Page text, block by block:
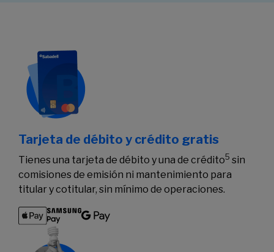
Tarjeta de débito y crédito gratis
Tienes una tarjeta de débito y una de crédito5 sin
comisiones de emisión ni mantenimiento para
titular y cotitular, sin mínimo de operaciones.